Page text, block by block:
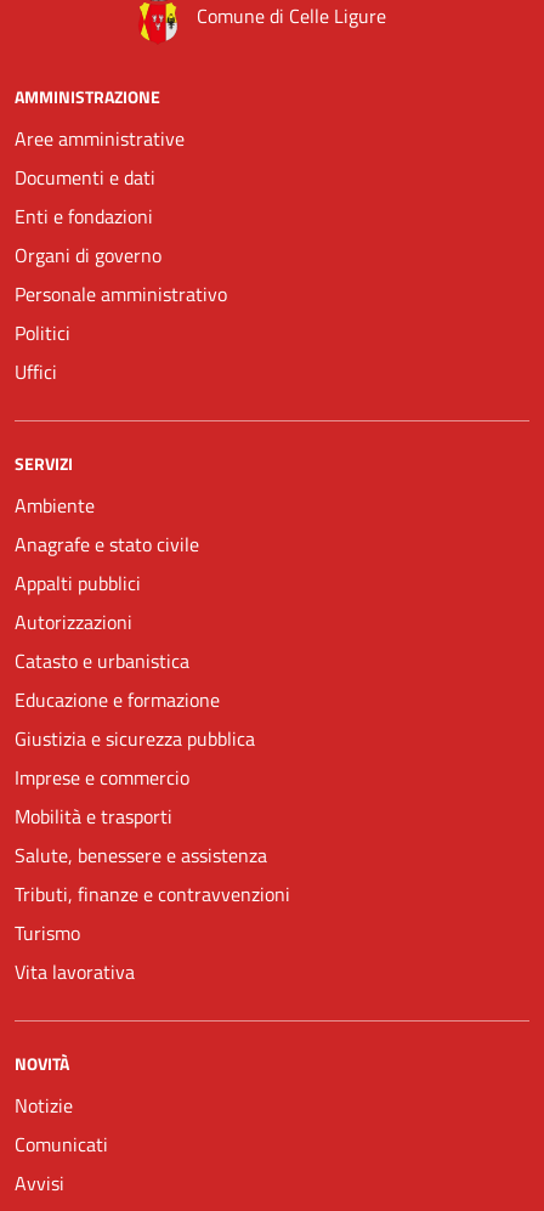
Comune di Celle Ligure
AMMINISTRAZIONE
Aree amministrative
Documenti e dati
Enti e fondazioni
Organi di governo
Personale amministrativo
Politici
Uffici
SERVIZI
Ambiente
Anagrafe e stato civile
Appalti pubblici
Autorizzazioni
Catasto e urbanistica
Educazione e formazione
Giustizia e sicurezza pubblica
Imprese e commercio
Mobilità e trasporti
Salute, benessere e assistenza
Tributi, finanze e contravvenzioni
Turismo
Vita lavorativa
NOVITÀ
Notizie
Comunicati
Avvisi